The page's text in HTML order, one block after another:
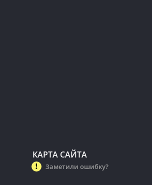
КАРТА САЙТА
Заметили ошибку?